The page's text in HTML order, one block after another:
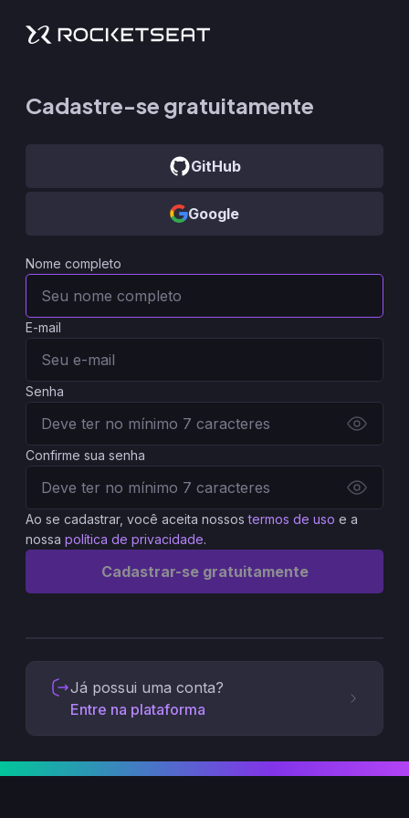
Cadastre-se gratuitamente
GitHub
Google
Nome completo
E-mail
Senha
Confirme sua senha
Ao se cadastrar, você aceita nossos termos de uso e a
nossa política de privacidade.
Cadastrar-se gratuitamente
Já possui uma conta?
Entre na plataforma